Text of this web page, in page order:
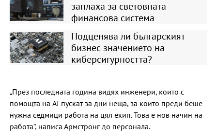
заплаха за световната
финансова система
Подценява ли българският
бизнес значението на
киберсигурността?
„През последната година видях инженери, които с
помощта на AI пускат за дни неща, за които преди беше
нужна седмици работа на цял екип. Това е нов начин на
работа“, написа Армстронг до персонала.